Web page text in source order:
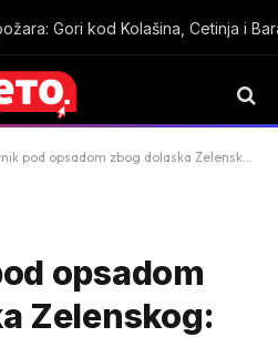
Budve: Maskirani razbojnici iz sefa
zbog dolaska Zelenskog: ‘Snajperisti, kontrasnajperisti, dronovi, mornarica, zračne snage – svi su spremni!
opsadom
Zelenskog: